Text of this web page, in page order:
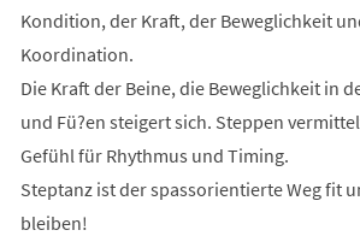
Kondition, der Kraft, der Beweglichkeit
Koordination.
Die Kraft der Beine, die Beweglichkeit in
und Fü?en steigert sich. Steppen
Gefühl für Rhythmus und Timing.
Steptanz ist der spassorientierte Weg fit
bleiben!